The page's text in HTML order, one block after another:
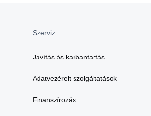
Szerviz
Javítás és karbantartás
Adatvezérelt szolgáltatások
Finanszírozás